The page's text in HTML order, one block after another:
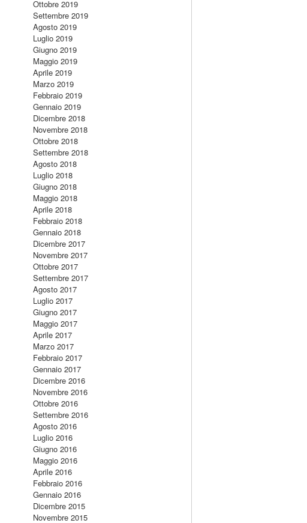
Ottobre 2019
Settembre 2019
Agosto 2019
Luglio 2019
Giugno 2019
Maggio 2019
Aprile 2019
Marzo 2019
Febbraio 2019
Gennaio 2019
Dicembre 2018
Novembre 2018
Ottobre 2018
Settembre 2018
Agosto 2018
Luglio 2018
Giugno 2018
Maggio 2018
Aprile 2018
Febbraio 2018
Gennaio 2018
Dicembre 2017
Novembre 2017
Ottobre 2017
Settembre 2017
Agosto 2017
Luglio 2017
Giugno 2017
Maggio 2017
Aprile 2017
Marzo 2017
Febbraio 2017
Gennaio 2017
Dicembre 2016
Novembre 2016
Ottobre 2016
Settembre 2016
Agosto 2016
Luglio 2016
Giugno 2016
Maggio 2016
Aprile 2016
Febbraio 2016
Gennaio 2016
Dicembre 2015
Novembre 2015